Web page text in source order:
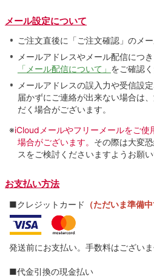
メール設定について
ご注文直後に「ご注文確認」のメ
メールアドレスやメール配信につ
「メール配信について」 をご確認く
メールアドレスの誤入力や受信設
届かずにご連絡が出来ない場合は
だく場合がございます。
※iCloudメールやフリーメールをご使
場合がございます。 その際は大変
スをご検討くださいますようお願い
お支払い方法
■クレジットカード （ただいま準備中
発送前にお支払い。手数料はございま
■代金引換の現金払い